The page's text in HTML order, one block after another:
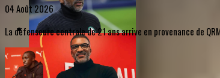
04 Août 2026
La défenseure centrale de 21 ans arrive en provenance de